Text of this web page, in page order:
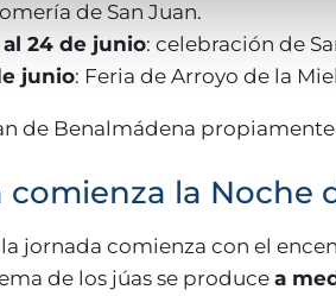
de San Juan.
24 de junio: celebración de
junio: Feria de Arroyo de la
de Benalmádena
comienza la Noche
jornada comienza con el
de los júas se produce a